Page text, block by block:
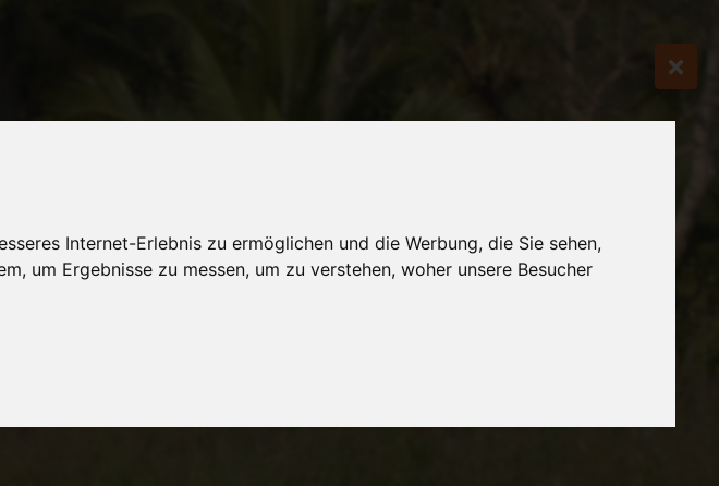
Internet-Erlebnis zu ermöglichen und die Werbung, die Sie sehen,
um Ergebnisse zu messen, um zu verstehen, woher unsere Besucher